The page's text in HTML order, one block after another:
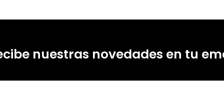
nuestras novedades en tu